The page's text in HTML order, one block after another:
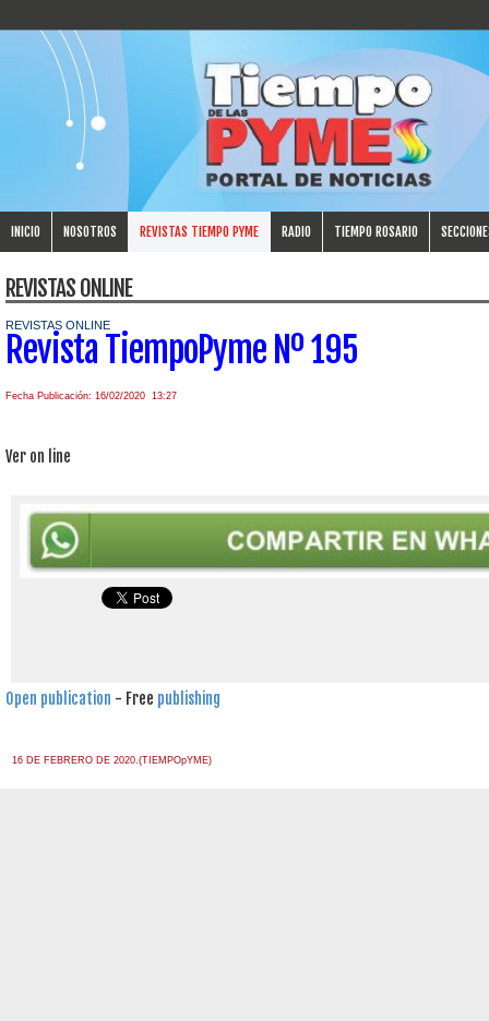
INICIO NOSOTROS REVISTAS TIEMPO PYME RADIO TIEMPO ROSARIO
REVISTAS ONLINE
REVISTAS ONLINE
Revista TiempoPyme Nº 195
Fecha Publicación: 16/02/2020 13:27
Ver on line
Open publication - Free publishing
16 DE FEBRERO DE 2020.(TIEMPOpYME)